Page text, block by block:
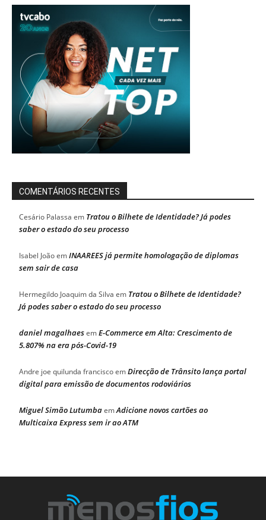
COMENTÁRIOS RECENTES
Cesário Palassa em Tratou o Bilhete de Identidade? Já podes
saber o estado do seu processo
Isabel JoãoemINAAREES já permite homologação de diplomas
sem sair de casa
Hermegildo Joaquim da Silva em Tratou o Bilhete de Identidade?
Já podes saber o estado do seu processo
daniel magalhaesemE-Commerce em Alta: Crescimento de
5.807% na era pós-Covid-19
Andre joe quilunda franciscoemDirecção de Trânsito lança portal
digital para emissão de documentos rodoviários
Miguel Simão LutumbaemAdicione novos cartões ao
Multicaixa Express sem ir ao ATM